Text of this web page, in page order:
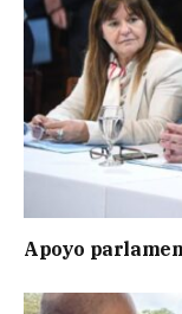
Apoyo